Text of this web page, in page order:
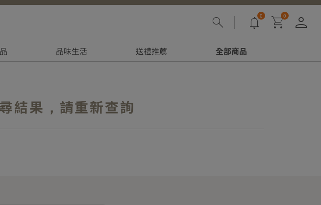
0 0 登
品味生活 送禮推薦
全部商品
結果，請重新查詢